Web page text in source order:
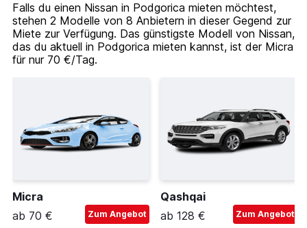
Falls du einen Nissan in Podgorica mieten möchtest,
stehen 2 Modelle von 8 Anbietern in dieser Gegend zur
Miete zur Verfügung. Das günstigste Modell von Nissan,
das du aktuell in Podgorica mieten kannst, ist der Micra
für nur 70 €/Tag.
Micra
ab 70 €
Zum Angebot
Qashqai
ab 128 €
Zum Angebot